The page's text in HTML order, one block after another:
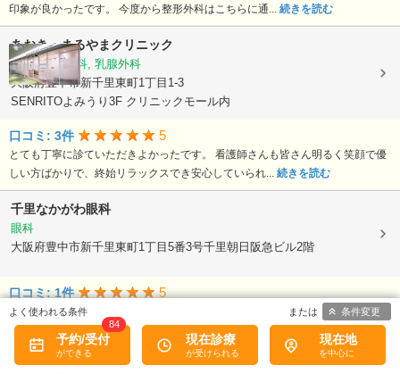
印象が良かったです。 今度から整形外科はこちらに通... 続きを読む
あおき・まるやまクリニック
内科, 消化器科, 乳腺外科
大阪府豊中市新千里東町1丁目1-3
SENRITOよみうり3F クリニックモール内
口コミ: 3件 5
とても丁寧に診ていただきよかったです。 看護師さんも皆さん明るく笑顔で優
しい方ばかりで、終始リラックスでき安心していられ... 続きを読む
千里なかがわ眼科
眼科
大阪府豊中市新千里東町1丁目5番3号千里朝日阪急ビル2階
口コミ: 1件 5
2年前に 他の病院で検査したのにも かかわらず 切通眼科で 緑内障が判りまし
た!ショックで気が動転して居る私に 医師は ... 続きを読む
千里中央ゆみスキンクリニック
予約/受付
84
現在診療 現在地
条件変更